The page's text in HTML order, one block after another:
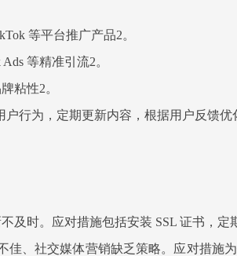
等平台推广产品2。
等精准引流2。
粘性2。
行为，定期更新内容，根据用户反馈优
及时。应对措施包括安装 SSL 证书，定
佳、社交媒体营销缺乏策略。应对措